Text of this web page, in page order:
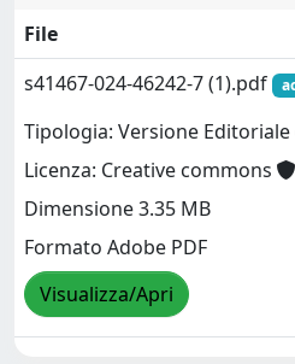
File
s41467-024-46242-7 (1).pdf
Tipologia: Versione Editoriale
Licenza: Creative commons
Dimensione 3.35 MB
Formato Adobe PDF
Visualizza/Apri